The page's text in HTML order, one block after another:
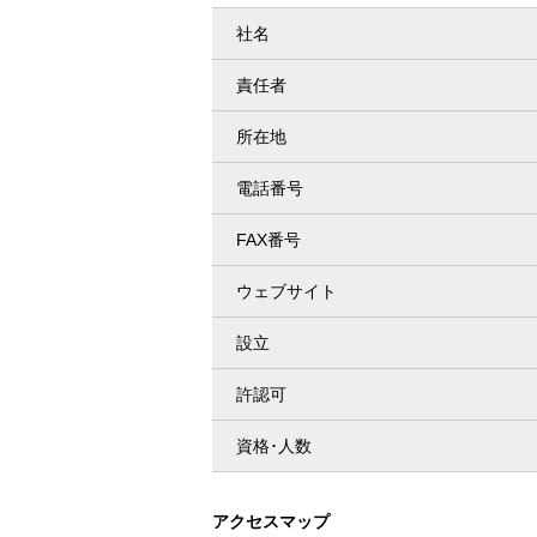
社名
責任者
所在地
電話番号
FAX番号
ウェブサイト
設立
許認可
資格･人数
アクセスマップ